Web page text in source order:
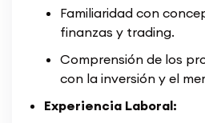
Familiaridad con
finanzas y trading.
Comprensión de los
con la inversión y el
Experiencia Laboral: